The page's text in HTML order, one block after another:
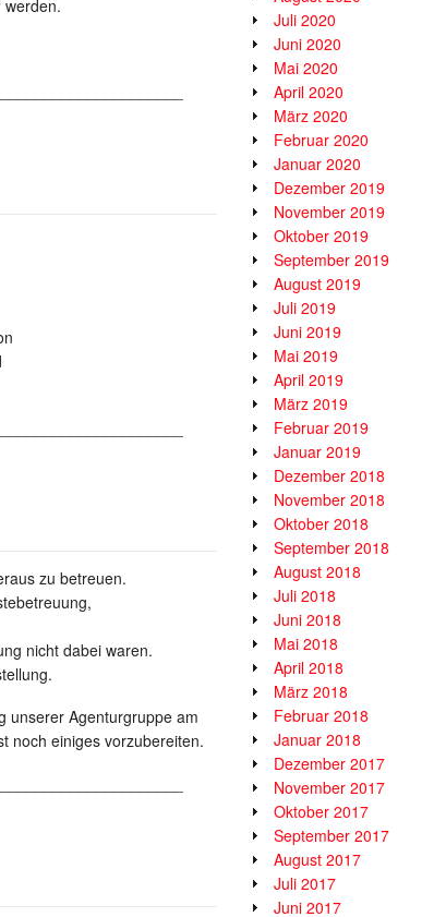
werden.
zu betreuen.
nicht dabei waren.
unserer Agenturgruppe am
noch einiges vorzubereiten.
Juli 2020
Juni 2020
Mai 2020
April 2020
März 2020
Februar 2020
Januar 2020
Dezember 2019
November 2019
Oktober 2019
September 2019
August 2019
Juli 2019
Juni 2019
Mai 2019
April 2019
März 2019
Februar 2019
Januar 2019
Dezember 2018
November 2018
Oktober 2018
September 2018
August 2018
Juli 2018
Juni 2018
Mai 2018
April 2018
März 2018
Februar 2018
Januar 2018
Dezember 2017
November 2017
Oktober 2017
September 2017
August 2017
Juli 2017
Juni 2017